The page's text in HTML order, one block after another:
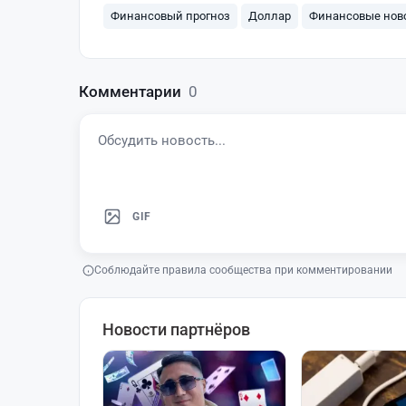
Финансовый прогноз Доллар Финансовые
Комментарии 0
GIF
Соблюдайте правила сообщества при комментировании